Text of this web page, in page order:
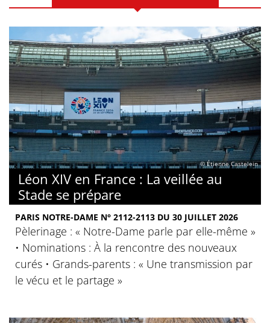
© Étienne Castelein
Léon XIV en France : La veillée au
Stade se prépare
PARIS NOTRE-DAME N° 2112-2113 DU 30 JUILLET 2026
Pèlerinage : « Notre-Dame parle par elle-même »
• Nominations : À la rencontre des nouveaux
curés • Grands-parents : « Une transmission par
le vécu et le partage »